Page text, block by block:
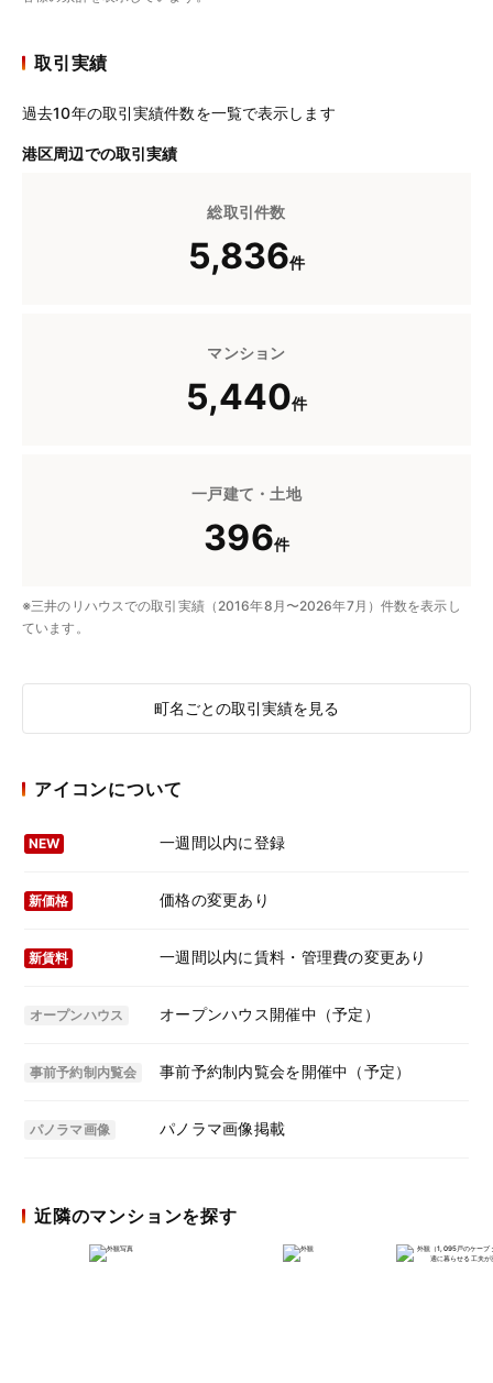
取引実績
過去10年の取引実績件数を一覧で表示します
港区周辺での取引実績
総取引件数
5,836件
マンション
5,440件
一戸建て・土地
396件
※三井のリハウスでの取引実績（2016年8月〜2026年7月）件数を表示し
ています。
町名ごとの取引実績を見る
アイコンについて
NEW 一週間以内に登録
新価格 価格の変更あり
新賃料 一週間以内に賃料・管理費の変更あり
オープンハウス オープンハウス開催中（予定）
事前予約制内覧会 事前予約制内覧会を開催中（予定）
パノラマ画像 パノラマ画像掲載
近隣のマンションを探す